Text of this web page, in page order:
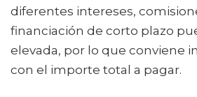
diferentes intereses,
financiación de corto plazo
elevada, por lo que conviene
con el importe total a pagar.